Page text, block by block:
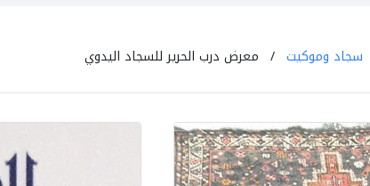
سجاد وموكيت معرض درب الحرير للسجاد اليدوي